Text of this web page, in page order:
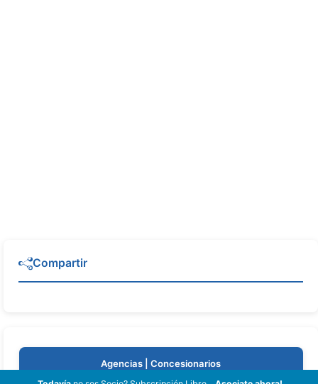
Compartir
Agencias | Concesionarios